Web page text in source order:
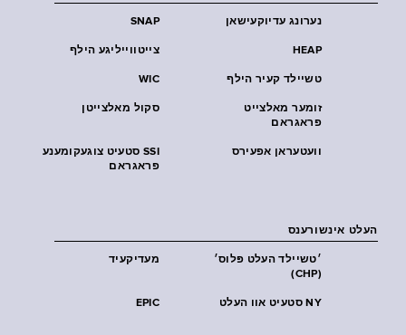
SNAP נערונג עדיוקעישאן
צייטווייליגע הילף HEAP
WIC טשיילד קעיר הילף
סקול מאלצייטן
זומער מאלצייט
פראגראם
SSI סטעיט צוגעקומענע
פראגראם
וועטעראן אפעירס
העלט אינשורענס
מעדיקעיד
׳טשיילד העלט פּלוס׳
(CHP)
EPIC NY סטעיט אוו העלט